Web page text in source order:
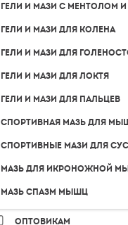
Гели и мази с ментолом
Гели и мази для колена
Гели и мази для
Гели и мази для локтя
Гели и мази для пальцев
Спортивная мазь для
Спортивные мази для
Мазь для икроножной
Мазь спазм мышц
Оптовикам